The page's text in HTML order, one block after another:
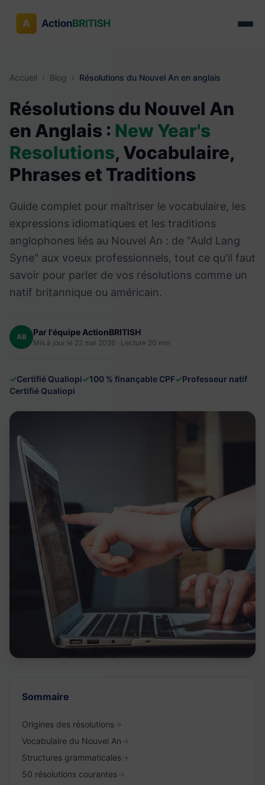
Accueil › Blog › Résolutions du Nouvel An en anglais
Résolutions du Nouvel An
en Anglais : New Year's
Resolutions, Vocabulaire,
Phrases et Traditions
Guide complet pour maîtriser le vocabulaire, les
expressions idiomatiques et les traditions
anglophones liés au Nouvel An : de "Auld Lang
Syne" aux voeux professionnels, tout ce qu'il faut
savoir pour parler de vos résolutions comme un
natif britannique ou américain.
AB Par l'équipe ActionBRITISH
Mis à jour le 22 mai 2026 · Lecture 20 min
✓Certifié Qualiopi✓100 % finançable CPF✓Professeur natif
Certifié Qualiopi
Sommaire
Origines des résolutions→
Vocabulaire du Nouvel An→
Structures grammaticales→
50 résolutions courantes→